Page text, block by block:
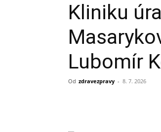
Kliniku
Lubomír
Od zdravezpravy - 8. 7. 2026